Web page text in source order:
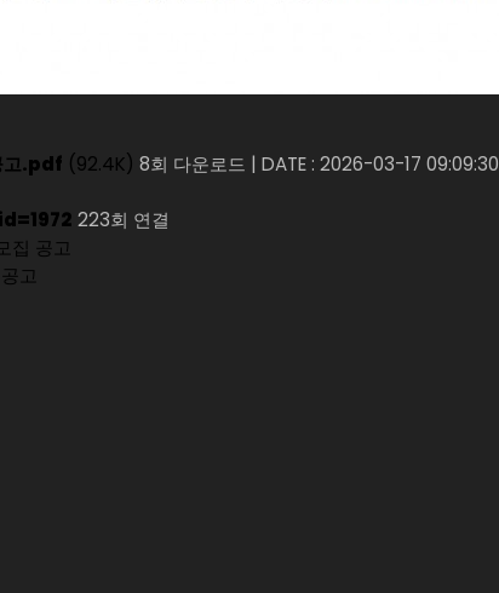
고.pdf (92.4K) 8회 다운로드 | DATE : 2026-03-17 09:09:30
223회 연결
집 공고
고